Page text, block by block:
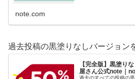
note.com
過去投稿の黒塗りなしバージョン
【完全版】黒塗り
屋さん公式note｜
過去のすべての投稿の